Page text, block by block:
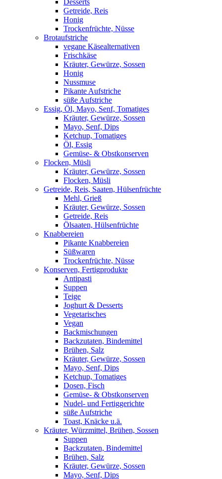
Desserts
Getreide, Reis
Honig
Trockenfrüchte, Nüsse
Brotaufstriche
vegane Käsealternativen
Frischkäse
Kräuter, Gewürze, Sossen
Honig
Nussmuse
Pikante Aufstriche
süße Aufstriche
Essig, Öl, Mayo, Senf, Tomatiges
Kräuter, Gewürze, Sossen
Mayo, Senf, Dips
Ketchup, Tomatiges
Öl, Essig
Gemüse- & Obstkonserven
Flocken, Müsli
Kräuter, Gewürze, Sossen
Flocken, Müsli
Getreide, Reis, Saaten, Hülsenfrüchte
Mehl, Grieß
Kräuter, Gewürze, Sossen
Getreide, Reis
Ölsaaten, Hülsenfrüchte
Knabbereien
Pikante Knabbereien
Süßwaren
Trockenfrüchte, Nüsse
Konserven, Fertigprodukte
Antipasti
Suppen
Teige
Joghurt & Desserts
Vegetarisches
Vegan
Backmischungen
Backzutaten, Bindemittel
Brühen, Salz
Kräuter, Gewürze, Sossen
Mayo, Senf, Dips
Ketchup, Tomatiges
Dosen, Fisch
Gemüse- & Obstkonserven
Nudel- und Fertiggerichte
süße Aufstriche
Toast, Knäcke u.ä.
Kräuter, Würzmittel, Brühen, Sossen
Suppen
Backzutaten, Bindemittel
Brühen, Salz
Kräuter, Gewürze, Sossen
Mayo, Senf, Dips